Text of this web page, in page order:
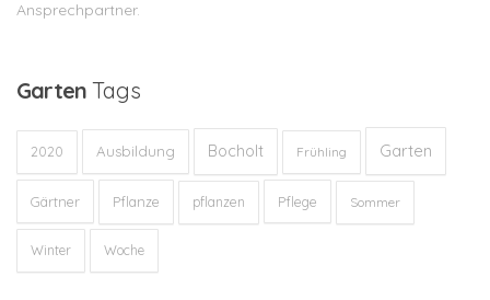
Ansprechpartner.
Garten Tags
2020 Ausbildung Bocholt Frühling Garten
Gärtner Pflanze pflanzen Pflege Sommer
Winter Woche